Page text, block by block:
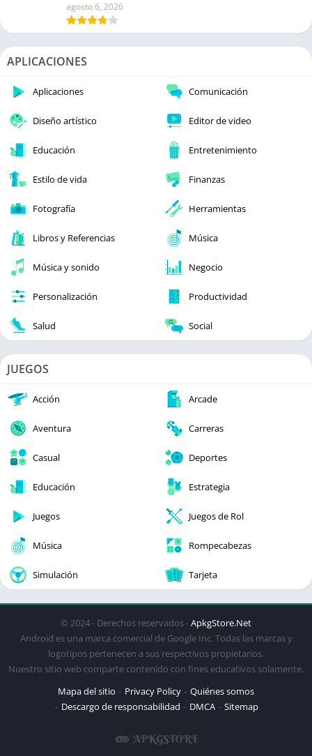
agosto 6, 2026
APLICACIONES
Aplicaciones Comunicación
Diseño artístico Editor de video
Educación Entretenimiento
Estilo de vida Finanzas
Fotografía Herramientas
Libros y Referencias Música
Música y sonido Negocio
Personalización Productividad
Salud Social
JUEGOS
Acción Arcade
Aventura Carreras
Casual Deportes
Educación Estrategia
Juegos Juegos de Rol
Música Rompecabezas
Simulación Tarjeta
© 2024 - Derechos reservados -ApkgStore.Net
Android es una marca comercial de Google Inc. Todas las marcas y
logotipos pertenecen a sus respectivos propietarios.
Nuestro sitio web comparte contenido con fines educativos solamente.
Mapa del sitio
Privacy Policy
Quiénes somos
Descargo de responsabilidad
DMCA Sitemap